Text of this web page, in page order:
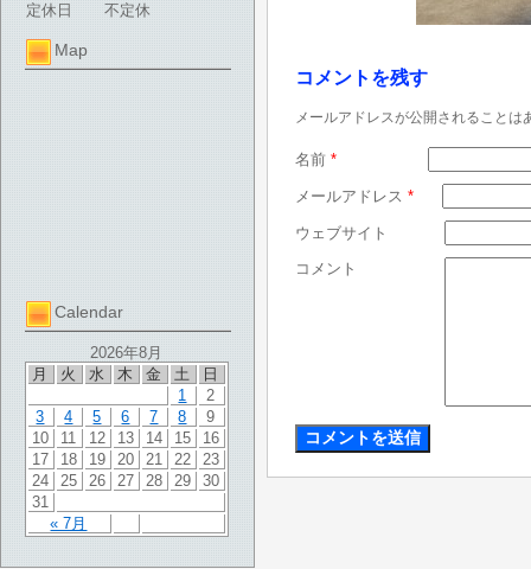
定休日
不定休
Map
Calendar
2026年8月
月
火 水 木 金 土 日
« 7月
1
2
3
4 5 6 7 8
9
10
11 12 13 14 15
16
17
18 19 20 21 22
23
24
25 26 27 28 29
30
31
コメントを残す
メールアドレスが公開されることは
名前 *
メールアドレス *
ウェブサイト
コメント